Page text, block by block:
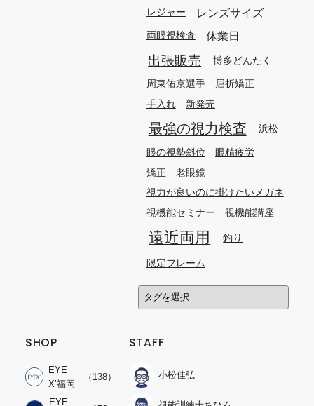
レジャー レンズサイズ
両眼視検査 休業日
出張販売 博多どんたく
周東佑京選手
屈折矯正
手入れ
新発売
最強の視力検査 浜松
眼の視勢斜位
眼精疲労
矯正
老眼鏡
視力が良いのに掛けたいメガネ
視機能セミナー
視機能講座
遠近両用 釣り
限定フレーム
SHOP
EYE
X’福岡
（138）
EYE
STAFF
小松佳弘